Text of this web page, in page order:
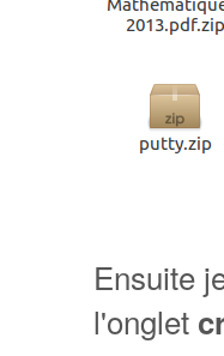
Ensuite
l'onglet